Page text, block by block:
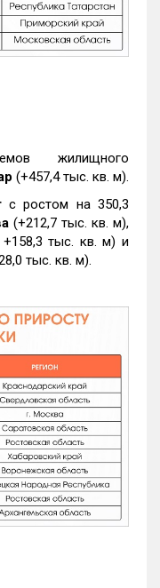
жилищного
(+457,4 тыс. кв. м).
с ростом на 350,3
(+212,7 тыс. кв. м),
+158,3 тыс. кв. м) и
тыс. кв. м).